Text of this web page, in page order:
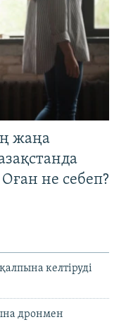
жаңа
не себеп?
келтіруді
дронмен